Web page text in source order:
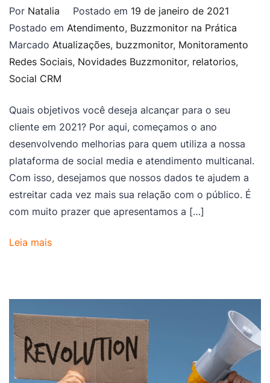
Por Natalia Postado em 19 de janeiro de 2021
Postado em Atendimento, Buzzmonitor na Prática
Marcado Atualizações, buzzmonitor, Monitoramento
Redes Sociais, Novidades Buzzmonitor, relatorios,
Social CRM
Quais objetivos você deseja alcançar para o seu
cliente em 2021? Por aqui, começamos o ano
desenvolvendo melhorias para quem utiliza a nossa
plataforma de social media e atendimento multicanal.
Com isso, desejamos que nossos dados te ajudem a
estreitar cada vez mais sua relação com o público. É
com muito prazer que apresentamos a […]
Leia mais